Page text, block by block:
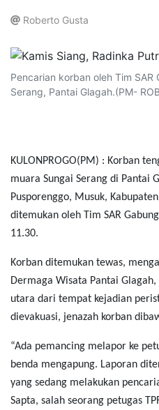
Roberto Gusta
Pencarian korban oleh Tim
Serang, Pantai Glagah.(PM-
KULONPROGO(PM) : Korban
muara Sungai Serang di Pantai
Pusporenggo, Musuk,
ditemukan oleh Tim SAR
11.30.
Korban ditemukan tewas,
Dermaga Wisata Pantai
utara dari tempat kejadian
dievakuasi, jenazah korban
“Ada pemancing melapor ke
benda mengapung. Laporan
yang sedang melakukan
Sapta, salah seorang petugas